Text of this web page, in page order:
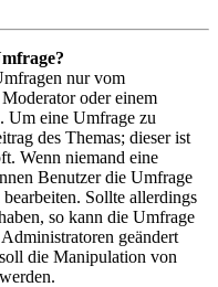
nur vom
oder einem
Um eine Umfrage zu
des Themas; dieser ist
Wenn niemand eine
Benutzer die Umfrage
Sollte allerdings
so kann die Umfrage
geändert
die Manipulation von